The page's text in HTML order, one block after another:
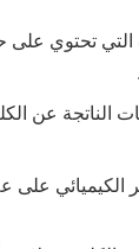
تحتوي
الناتجة عن
الكيميائي على